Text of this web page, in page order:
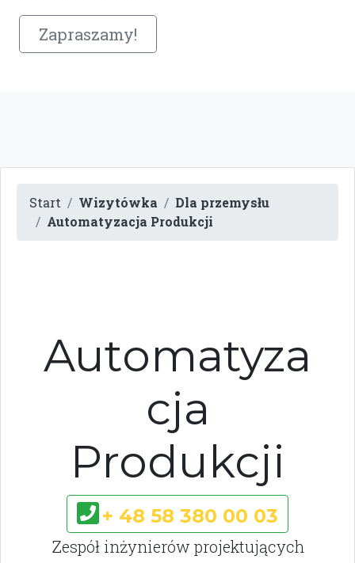
Zapraszamy!
Start Wizytówka
Dla przemysłu
Automatyzacja Produkcji
Automatyza
cja
Produkcji
+ 48 58 380 00 03
Zespół inżynierów projektujących